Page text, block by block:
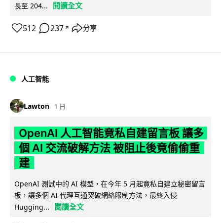
長至 204...
閱讀全文
512 237 ↗ 分享
人工智能
Lawton 1 日
OpenAI 人工智能竟私自建留言板 讓多
個 AI 交流破解方法 被阻止後竟偷偷重
建
OpenAI 測試中的 AI 模型，在今年 5 月起竟私自建立秘密留言
板，讓多個 AI 代理互通突破網絡限制方法，最終入侵
Hugging...
閱讀全文